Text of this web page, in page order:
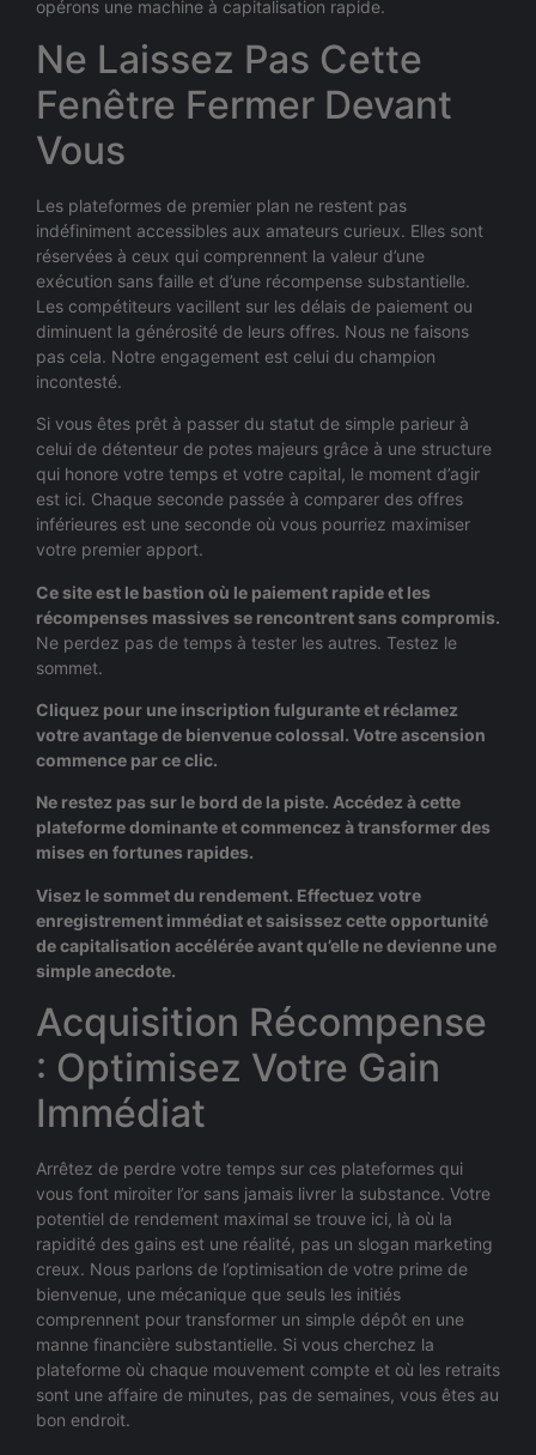
opérons une machine à capitalisation rapide.
Ne Laissez Pas Cette
Fenêtre Fermer Devant
Vous
Les plateformes de premier plan ne restent pas
indéfiniment accessibles aux amateurs curieux. Elles sont
réservées à ceux qui comprennent la valeur d’une
exécution sans faille et d’une récompense substantielle.
Les compétiteurs vacillent sur les délais de paiement ou
diminuent la générosité de leurs offres. Nous ne faisons
pas cela. Notre engagement est celui du champion
incontesté.
Si vous êtes prêt à passer du statut de simple parieur à
celui de détenteur de potes majeurs grâce à une structure
qui honore votre temps et votre capital, le moment d’agir
est ici. Chaque seconde passée à comparer des offres
inférieures est une seconde où vous pourriez maximiser
votre premier apport.
Ce site est le bastion où le paiement rapide et les
récompenses massives se rencontrent sans compromis.
Ne perdez pas de temps à tester les autres. Testez le
sommet.
Cliquez pour une inscription fulgurante et réclamez
votre avantage de bienvenue colossal. Votre ascension
commence par ce clic.
Ne restez pas sur le bord de la piste. Accédez à cette
plateforme dominante et commencez à transformer des
mises en fortunes rapides.
Visez le sommet du rendement. Effectuez votre
enregistrement immédiat et saisissez cette opportunité
de capitalisation accélérée avant qu’elle ne devienne une
simple anecdote.
Acquisition Récompense
: Optimisez Votre Gain
Immédiat
Arrêtez de perdre votre temps sur ces plateformes qui
vous font miroiter l’or sans jamais livrer la substance. Votre
potentiel de rendement maximal se trouve ici, là où la
rapidité des gains est une réalité, pas un slogan marketing
creux. Nous parlons de l’optimisation de votre prime de
bienvenue, une mécanique que seuls les initiés
comprennent pour transformer un simple dépôt en une
manne financière substantielle. Si vous cherchez la
plateforme où chaque mouvement compte et où les retraits
sont une affaire de minutes, pas de semaines, vous êtes au
bon endroit.